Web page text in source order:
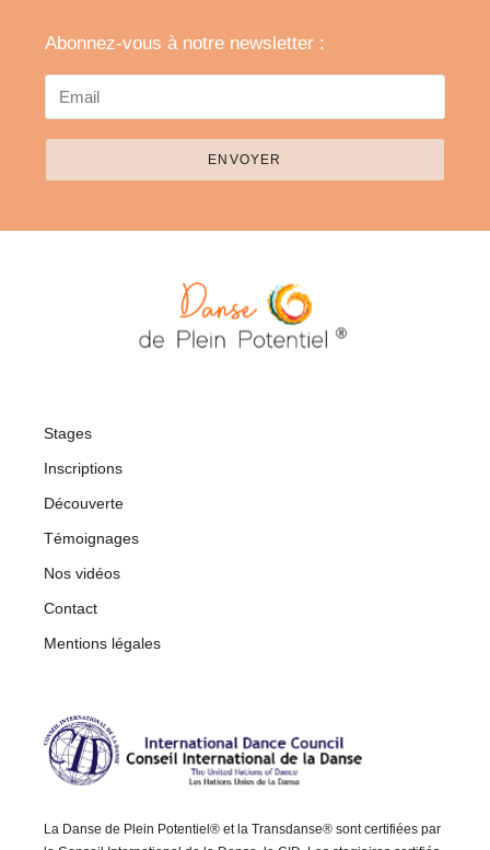
Abonnez-vous à notre newsletter :
ENVOYER
Stages
Inscriptions
Découverte
Témoignages
Nos vidéos
Contact
Mentions légales
La Danse de Plein Potentiel® et la Transdanse® sont certifiées par